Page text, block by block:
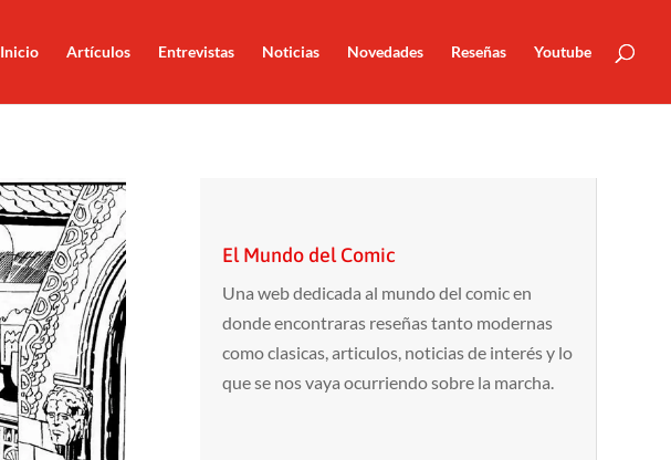
Inicio Artículos Entrevistas Noticias Novedades Reseñas Youtube
El Mundo del Comic
Una web dedicada al mundo del comic en
donde encontraras reseñas tanto modernas
como clasicas, articulos, noticias de interés y lo
que se nos vaya ocurriendo sobre la marcha.